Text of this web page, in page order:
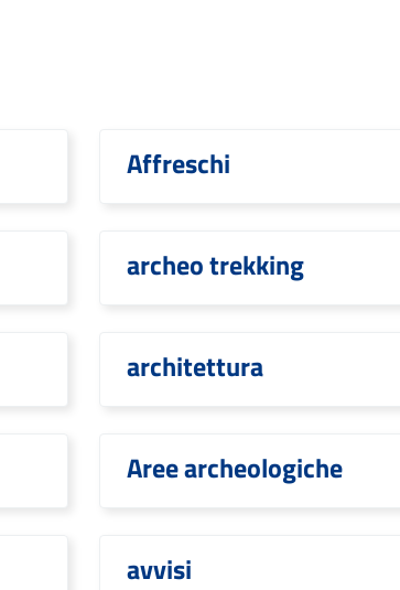
Affreschi
archeo trekking
architettura
Aree archeologiche
avvisi